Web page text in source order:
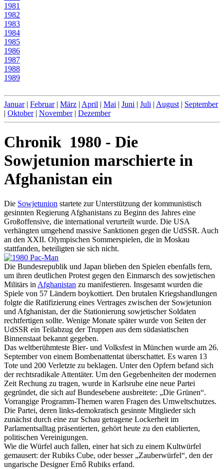
1981
1982
1983
1984
1985
1986
1987
1988
1989
Januar| Februar| März | April | Mai | Juni | Juli | August | September
| Oktober| November| Dezember
Chronik 1980 - Die
Sowjetunion marschierte in
Afghanistan ein
Die Sowjetunion startete zur Unterstützung der kommunistisch
gesinnten Regierung Afghanistans zu Beginn des Jahres eine
Großoffensive, die international verurteilt wurde. Die USA
verhängten umgehend massive Sanktionen gegen die UdSSR. Auch
an den XXII. Olympischen Sommerspielen, die in Moskau
stattfanden, beteiligten sie sich nicht.
Die Bundesrepublik und Japan blieben den Spielen ebenfalls fern,
um ihren deutlichen Protest gegen den Einmarsch des sowjetischen
Militärs in Afghanistan zu manifestieren. Insgesamt wurden die
Spiele von 57 Ländern boykottiert. Den brutalen Kriegshandlungen
folgte die Ratifizierung eines Vertrages zwischen der Sowjetunion
und Afghanistan, der die Stationierung sowjetischer Soldaten
rechtfertigen sollte. Wenige Monate später wurde von Seiten der
UdSSR ein Teilabzug der Truppen aus dem südasiatischen
Binnenstaat bekannt gegeben.
Das weltberühmteste Bier- und Volksfest in München wurde am 26.
September von einem Bombenattentat überschattet. Es waren 13
Tote und 200 Verletzte zu beklagen. Unter den Opfern befand sich
der rechtsradikale Attentäter. Um den Gegebenheiten der modernen
Zeit Rechung zu tragen, wurde in Karlsruhe eine neue Partei
gegründet, die sich auf Bundesebene ausbreitete: „Die Grünen“.
Vorrangige Programm-Themen waren Fragen des Umweltschutzes.
Die Partei, deren links-demokratisch gesinnte Mitglieder sich
zunächst durch eine zur Schau getragene Lockerheit im
Parlamentsalltag präsentierten, gehört heute zu den etablierten,
politischen Vereinigungen.
Wie die Würfel auch fallen, einer hat sich zu einem Kultwürfel
gemausert: der Rubiks Cube, oder besser „Zauberwürfel“, den der
ungarische Designer Ernő Rubiks erfand.